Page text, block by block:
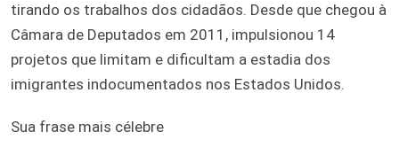
tirando os trabalhos dos cidadãos. Desde que chegou à
Câmara de Deputados em 2011, impulsionou 14
projetos que limitam e dificultam a estadia dos
imigrantes indocumentados nos Estados Unidos.
Sua frase mais célebre